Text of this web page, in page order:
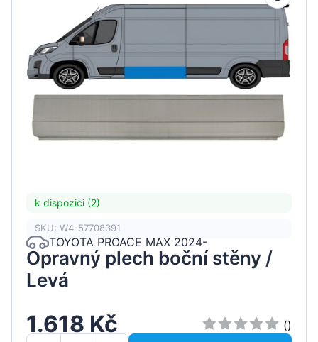
k dispozici (2)
SKU: W4-57708391
TOYOTA PROACE MAX 2024-
Opravný plech boční stěny /
Levá
1.618 Kč
()